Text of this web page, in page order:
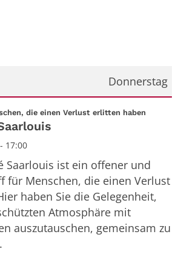
Donnerstag
2026die einen Verlust erlitten haben
17:00
Saarlouis ist ein offener und
für Menschen, die einen Verlust
haben Sie die Gelegenheit,
Atmosphäre mit
auszutauschen, gemeinsam zu